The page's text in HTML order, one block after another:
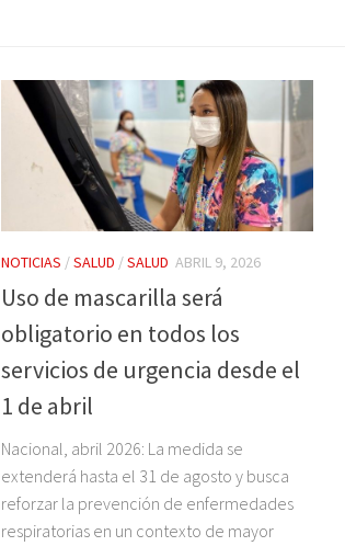
NOTICIAS /SALUD /SALUD ABRIL 9, 2026
Uso de mascarilla será
obligatorio en todos los
servicios de urgencia desde el
1 de abril
Nacional, abril 2026: La medida se
extenderá hasta el 31 de agosto y busca
reforzar la prevención de enfermedades
respiratorias en un contexto de mayor